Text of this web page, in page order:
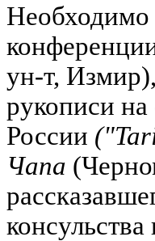
Необходимо
ун-т,
рукописи
России
Чапа